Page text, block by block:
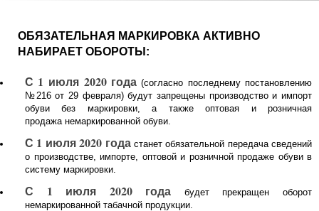
ОБЯЗАТЕЛЬНАЯ МАРКИРОВКА АКТИВНО
НАБИРАЕТ ОБОРОТЫ:
С 1 июля 2020 года (согласно последнему постановлению
№216 от 29 февраля) будут запрещены производство и импорт
обуви без маркировки, а также оптовая и розничная
продажа немаркированной обуви.
С 1 июля 2020 годастанет обязательной передача сведений
о производстве, импорте, оптовой и розничной продаже обуви в
систему маркировки.
С 1 июля 2020 года будет прекращен оборот
немаркированной табачной продукции.